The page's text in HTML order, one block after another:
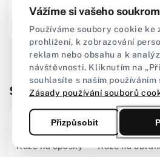
Související kategorie
Sedlářský řemen pro nábytek a
Kůže na opasky Kůže na
Vážíme si vašeho
Používáme soubory cookie ke
prohlížení, k zobrazování
reklam nebo obsahu a k
návštěvnosti. Kliknutím na
souhlasíte s naším používáním
Zásady používání souborů
Přizpůsobit